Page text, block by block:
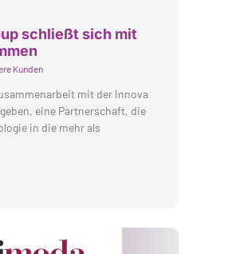
schließt sich mit
Kunden
mit der Innova
eine Partnerschaft, die
in die mehr als